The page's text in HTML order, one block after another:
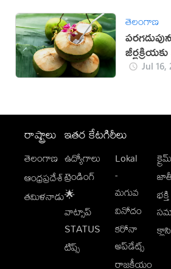
తెలంగాణ
Jul 16,
రాష్ట్రాలు
తెలంగాణ
ఆంధ్రప్రదేశ్
తమిళనాడు
ఇతర కేటగిరీలు
ఉద్యోగాలు
ట్రెండింగ్
🌟
వాట్సాప్
STATUS
టిప్స్
Lokal
-
మగువ
వినోదం
కరోనా
అప్‌డేట్స్
రాజకీయం
క్రైమ్
భక్తి